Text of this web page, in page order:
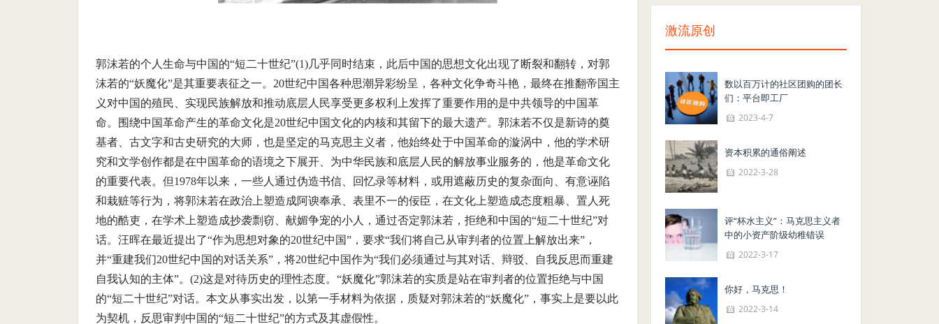
郭沫若的个人生命与中国的“短二十世纪”(1)几乎同时结束，此后中国的思想文化出现了断裂和翻转，对郭
沫若的“妖魔化”是其重要表征之一。20世纪中国各种思潮异彩纷呈，各种文化争奇斗艳，最终在推翻帝国主
义对中国的殖民、实现民族解放和推动底层人民享受更多权利上发挥了重要作用的是中共领导的中国革
命。围绕中国革命产生的革命文化是20世纪中国文化的内核和其留下的最大遗产。郭沫若不仅是新诗的奠
基者、古文字和古史研究的大师，也是坚定的马克思主义者，他始终处于中国革命的漩涡中，他的学术研
究和文学创作都是在中国革命的语境之下展开、为中华民族和底层人民的解放事业服务的，他是革命文化
的重要代表。但1978年以来，一些人通过伪造书信、回忆录等材料，或用遮蔽历史的复杂面向、有意诬陷
和栽赃等行为，将郭沫若在政治上塑造成阿谀奉承、表里不一的佞臣，在文化上塑造成态度粗暴、置人死
地的酷吏，在学术上塑造成抄袭剽窃、献媚争宠的小人，通过否定郭沫若，拒绝和中国的“短二十世纪”对
话。汪晖在最近提出了“作为思想对象的20世纪中国”，要求“我们将自己从审判者的位置上解放出来”，
并“重建我们20世纪中国的对话关系”，将20世纪中国作为“我们必须通过与其对话、辩驳、自我反思而重建
自我认知的主体”。(2)这是对待历史的理性态度。“妖魔化”郭沫若的实质是站在审判者的位置拒绝与中国
的“短二十世纪”对话。本文从事实出发，以第一手材料为依据，质疑对郭沫若的“妖魔化”，事实上是要以此
为契机，反思审判中国的“短二十世纪”的方式及其虚假性。
激流原创
数以百万计的社区团购的团长
们：平台即工厂
2023-4-7
资本积累的通俗阐述
2022-3-28
评“杯水主义”：马克思主义者
中的小资产阶级幼稚错误
2022-3-17
你好，马克思！
2022-3-14